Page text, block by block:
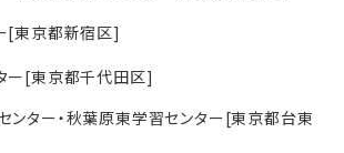
[東京都新宿区]
ー[東京都千代田区]
ンター・秋葉原東学習センター[東京都台東